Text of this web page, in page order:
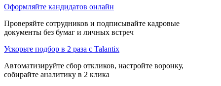
Оформляйте кандидатов онлайн
Проверяйте сотрудников и подписывайте кадровые
документы без бумаг и личных встреч
Ускорьте подбор в 2 раза с Talantix
Автоматизируйте сбор откликов, настройте воронку,
собирайте аналитику в 2 клика